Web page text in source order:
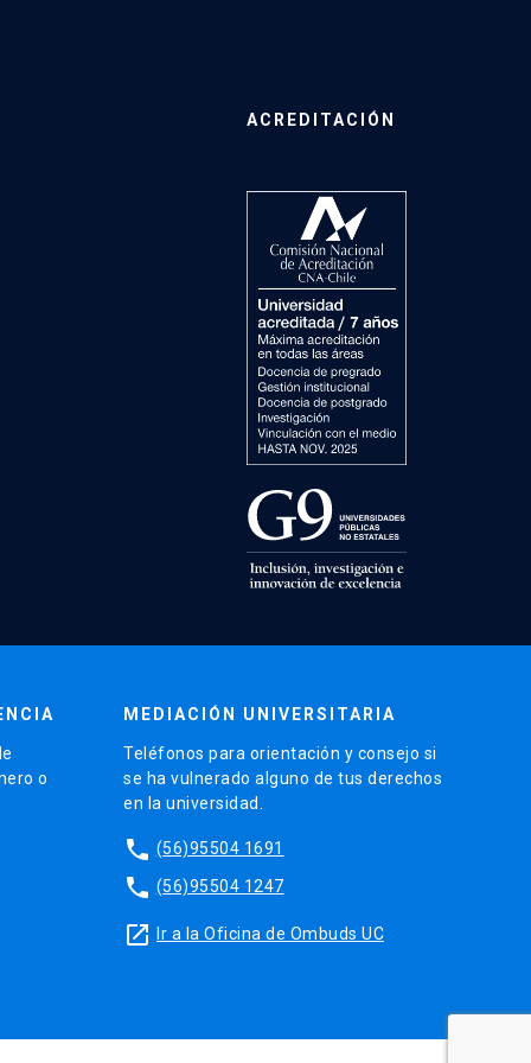
ACREDITACIÓN
o
MEDIACIÓN UNIVERSITARIA
Teléfonos para orientación y consejo si
se ha vulnerado alguno de tus derechos
en la universidad.
phone (56)95504 1691
phone (56)95504 1247
launch Ir a la Oficina de Ombuds UC